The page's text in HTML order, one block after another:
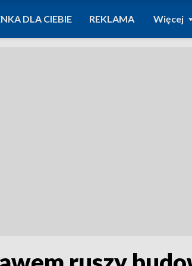
DLA CIEBIE REKLAMA Więcej